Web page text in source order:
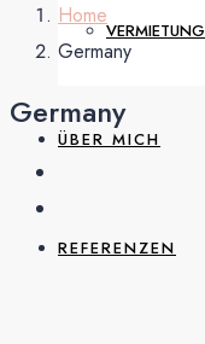
VERMIETUNG
ÜBER MICH
REFERENZEN
Home
Germany
Germany